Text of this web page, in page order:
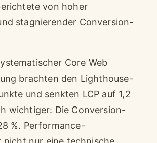
von hoher
stagnierender Conversion-
Core Web
brachten den Lighthouse-
und senkten LCP auf 1,2
wichtiger: Die Conversion-
%. Performance-